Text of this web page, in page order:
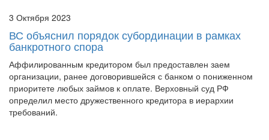
банкротного спора
Аффилированным кредитором был предоставлен заем
организации, ранее договорившейся с банком о пониженном
приоритете любых займов к оплате. Верховный суд РФ
определил место дружественного кредитора в иерархии
требований.